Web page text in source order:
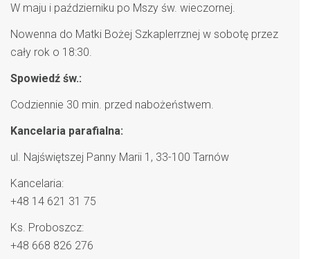
W maju i październiku po Mszy św. wieczornej.
Nowenna do Matki Bożej Szkaplerrznej w sobotę przez
cały rok o 18:30.
Spowiedź św.:
Codziennie 30 min. przed nabożeństwem.
Kancelaria parafialna:
ul. Najświętszej Panny Marii 1, 33-100 Tarnów
Kancelaria:
+48 14 621 31 75
Ks. Proboszcz:
+48 668 826 276